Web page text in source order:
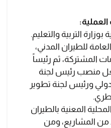
التربية والتعليم.
للطيران المدني،
المشتركة، ثم رئيساً
منصب رئيس لجنة
ورئيس لجنة تطوير
المعنية بالطيران
من المشاريع، ومن